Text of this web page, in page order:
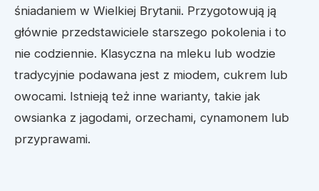
śniadaniem w Wielkiej Brytanii. Przygotowują ją
głównie przedstawiciele starszego pokolenia i to
nie codziennie. Klasyczna na mleku lub wodzie
tradycyjnie podawana jest z miodem, cukrem lub
owocami. Istnieją też inne warianty, takie jak
owsianka z jagodami, orzechami, cynamonem lub
przyprawami.